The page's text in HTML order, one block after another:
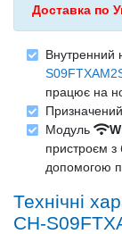
Доставка по
Внутренний
працює на
Модуль
пристроєм з
допомогою
Технічні
CH-